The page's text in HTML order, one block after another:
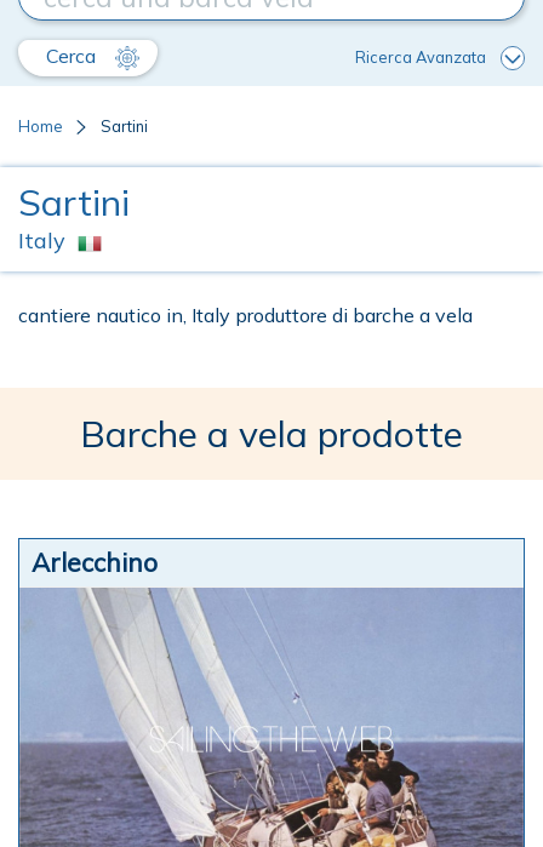
Cerca Ricerca Avanzata
Home Sartini
Sartini
Italy
cantiere nautico in, Italy produttore di barche a vela
Barche a vela prodotte
Arlecchino